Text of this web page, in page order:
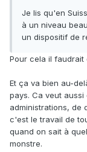
Je lis qu'en
à un niveau
un dispositif de
Pour cela il faudrait
Et ça va bien au-
pays. Ca veut aussi
administrations, de
c'est le travail de
quand on sait à
monstre.